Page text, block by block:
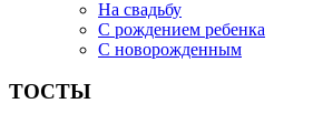
На свадьбу
С рождением ребенка
С новорожденным
ТОСТЫ